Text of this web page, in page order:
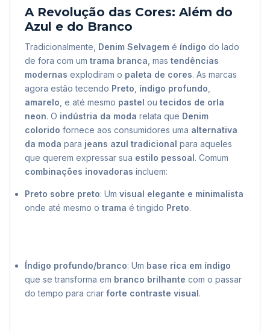
A Revolução das Cores: Além do
Azul e do Branco
Tradicionalmente, Denim Selvagem é índigo do lado
de fora com um trama branca , mas tendências
modernas explodiram o paleta de cores. As marcas
agora estão tecendo Preto índigo profundo
amarelo , e até mesmo pastel ou tecidos de orla
neon. O indústria da moda relata que Denim
colorido fornece aos consumidores uma alternativa
da moda para jeans azul tradicional para aqueles
que querem expressar sua estilo pessoal. Comum
combinações inovadoras incluem:
Preto sobre preto: Um visual elegante e minimalista
onde até mesmo o trama é tingido Preto.
Índigo profundo/branco: Um base rica em índigo
que se transforma em branco brilhante com o passar
do tempo para criar forte contraste visual.